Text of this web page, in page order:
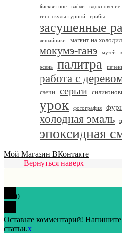
бисквитное вафли вдохновение
гипс скульптурный грибы
засушенные
лишайники
магнит на
мокумэ-ганэ музей
осень палитра
работа с
свечи серьги
урок фотография
холодная эмаль
эпоксидная
Мой Магазин ВКонтакте
Вернуться наверх
0
Оставьте комментарий!
статьи.x